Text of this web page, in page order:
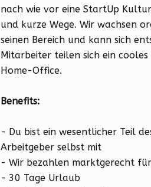
nach wie vor eine StartUp
und kurze Wege. Wir wachsen
seinen Bereich und kann sich
Mitarbeiter teilen sich ein
Home-Office.
Benefits:
- Du bist ein wesentlicher Teil
Arbeitgeber selbst mit
- Wir bezahlen marktgerecht
- 30 Tage Urlaub